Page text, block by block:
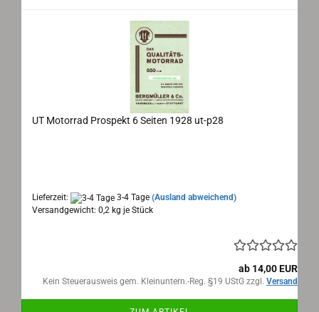
UT Motorrad Prospekt 6 Seiten 1928 ut-p28
Lieferzeit: 3-4 Tage (Ausland abweichend)
Versandgewicht: 0,2 kg je Stück
ab 14,00 EUR
Kein Steuerausweis gem. Kleinuntern.-Reg. §19 UStG zzgl. Versand